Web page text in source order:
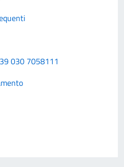
030 7058111